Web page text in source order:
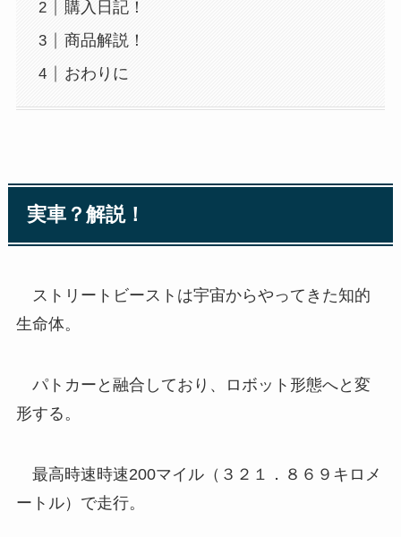
購入日記！
商品解説！
おわりに
実車？解説！
ストリートビーストは宇宙からやってきた知的
生命体。
パトカーと融合しており、ロボット形態へと変
形する。
最高時速時速200マイル（３２１．８６９キロメ
ートル）で走行。